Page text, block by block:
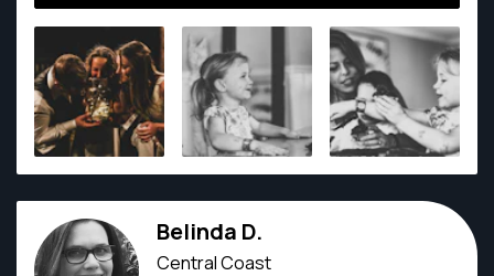
Belinda D.
Central Coast